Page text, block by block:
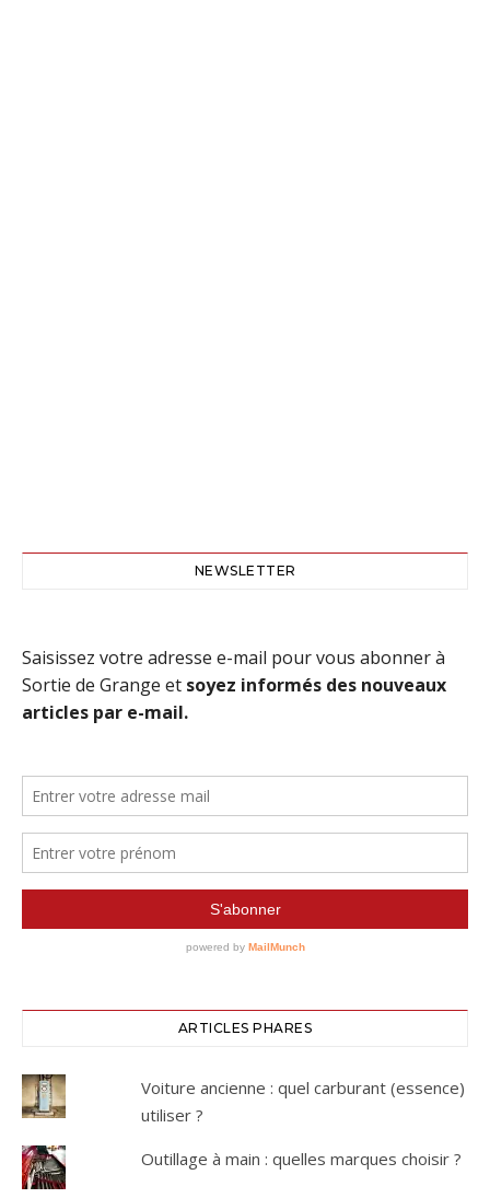
NEWSLETTER
ARTICLES PHARES
Voiture ancienne : quel carburant (essence)
utiliser ?
Outillage à main : quelles marques choisir ?